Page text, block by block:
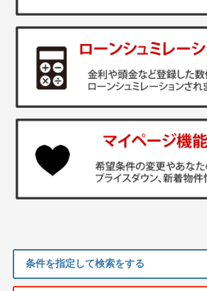
条件を指定して検索をする